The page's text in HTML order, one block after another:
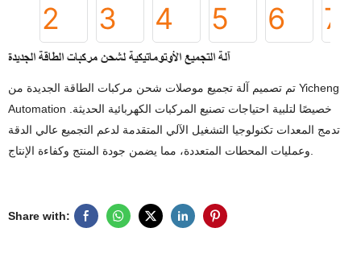
آلة التجميع الأوتوماتيكية لشحن مركبات الطاقة الجديدة
تم تصميم آلة تجميع موصلات شحن مركبات الطاقة الجديدة من Yicheng
Automation خصيصًا لتلبية احتياجات تصنيع المركبات الكهربائية الحديثة.
تدمج المعدات تكنولوجيا التشغيل الآلي المتقدمة لدعم التجميع عالي الدقة
Share with: